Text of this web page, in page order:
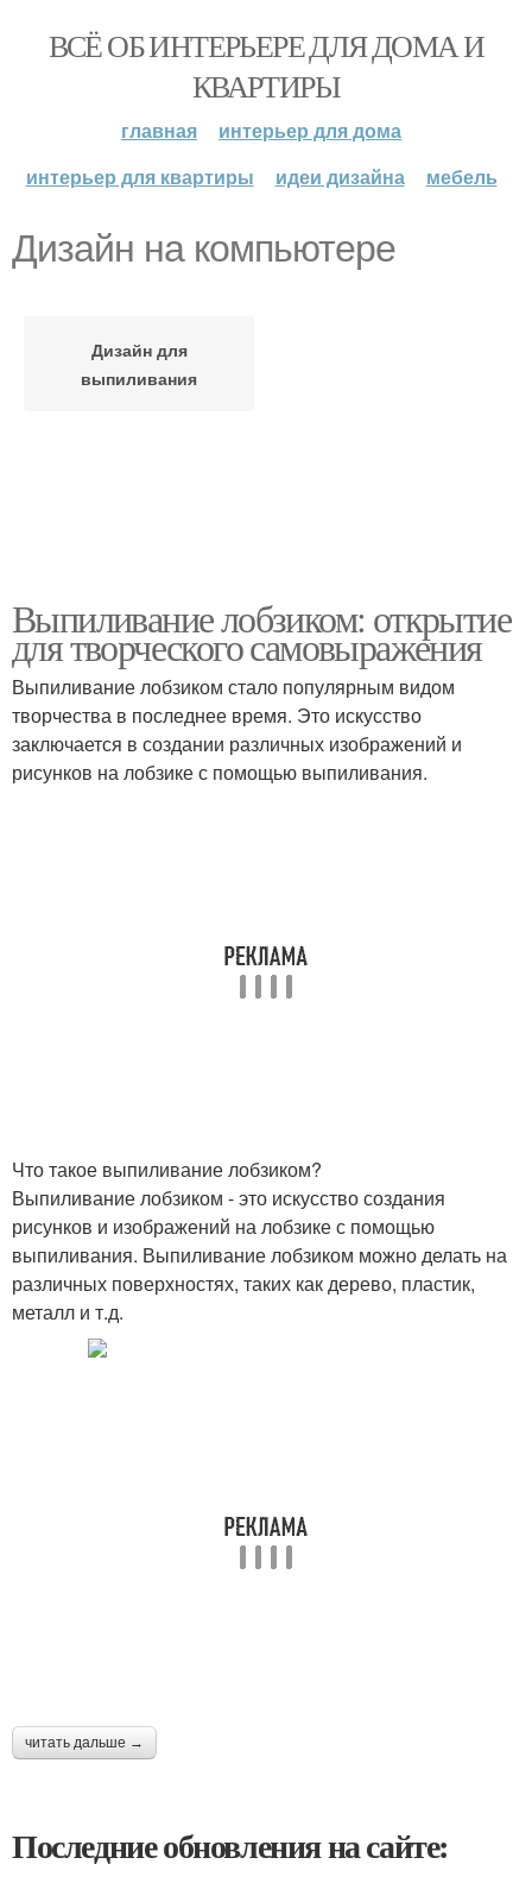
ВСЁ ОБ ИНТЕРЬЕРЕ ДЛЯ ДОМА И
КВАРТИРЫ
главная
интерьер для дома
интерьер для квартиры
идеи дизайна мебель
Дизайн на компьютере
Дизайн для
выпиливания
Выпиливание лобзиком: открытие
для творческого самовыражения
Выпиливание лобзиком стало популярным видом
творчества в последнее время. Это искусство
заключается в создании различных изображений и
рисунков на лобзике с помощью выпиливания.
Что такое выпиливание лобзиком?
Выпиливание лобзиком - это искусство создания
рисунков и изображений на лобзике с помощью
выпиливания. Выпиливание лобзиком можно делать на
различных поверхностях, таких как дерево, пластик,
металл и т.д.
читать дальше →
Последние обновления на сайте: